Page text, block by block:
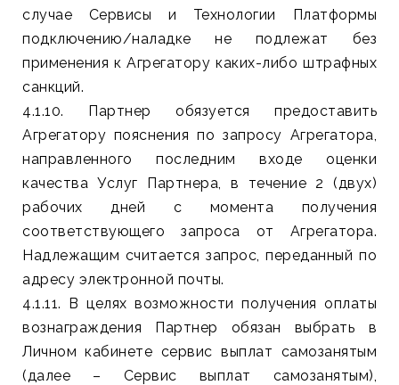
случае Сервисы и Технологии Платформы
подключению/наладке не подлежат без
применения к Агрегатору каких-либо штрафных
санкций.
4.1.10. Партнер обязуется предоставить
Агрегатору пояснения по запросу Агрегатора,
направленного последним входе оценки
качества Услуг Партнера, в течение 2 (двух)
рабочих дней с момента получения
соответствующего запроса от Агрегатора.
Надлежащим считается запрос, переданный по
адресу электронной почты.
4.1.11. В целях возможности получения оплаты
вознаграждения Партнер обязан выбрать в
Личном кабинете сервис выплат самозанятым
(далее – Сервис выплат самозанятым),